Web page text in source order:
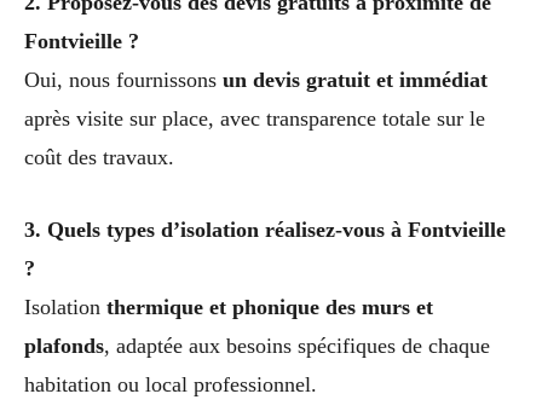
Fontvieille ?
Oui, nous fournissons un devis gratuit et immédiat
après visite sur place, avec transparence totale sur le
coût des travaux.
3. Quels types d’isolation réalisez-vous à Fontvieille
?
Isolation thermique et phonique des murs et
plafonds, adaptée aux besoins spécifiques de chaque
habitation ou local professionnel.